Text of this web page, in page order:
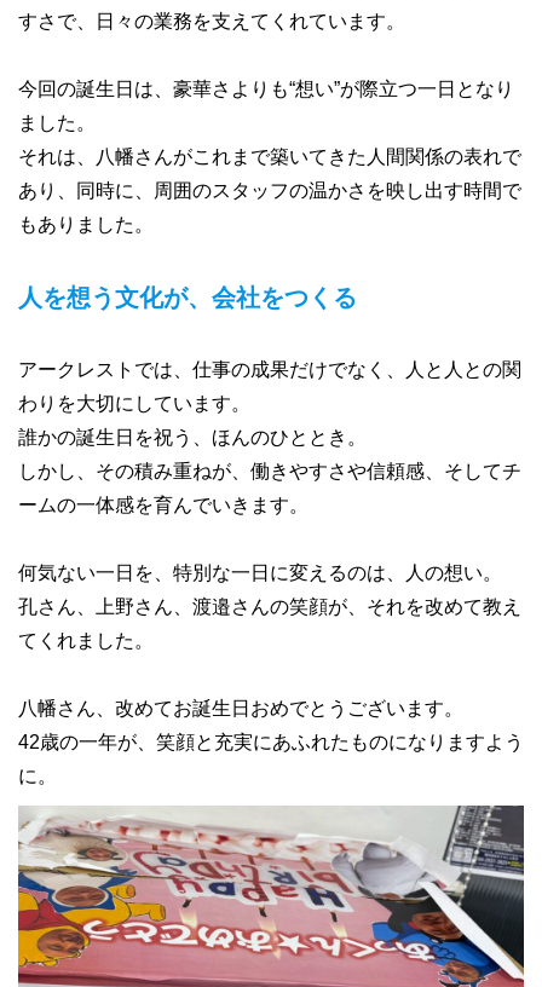
すさで、日々の業務を支えてくれています。
今回の誕生日は、豪華さよりも“想い”が際立つ一日となり
ました。
それは、八幡さんがこれまで築いてきた人間関係の表れで
あり、同時に、周囲のスタッフの温かさを映し出す時間で
もありました。
人を想う文化が、会社をつくる
アークレストでは、仕事の成果だけでなく、人と人との関
わりを大切にしています。
誰かの誕生日を祝う、ほんのひととき。
しかし、その積み重ねが、働きやすさや信頼感、そしてチ
ームの一体感を育んでいきます。
何気ない一日を、特別な一日に変えるのは、人の想い。
孔さん、上野さん、渡邉さんの笑顔が、それを改めて教え
てくれました。
八幡さん、改めてお誕生日おめでとうございます。
42歳の一年が、笑顔と充実にあふれたものになりますよう
に。